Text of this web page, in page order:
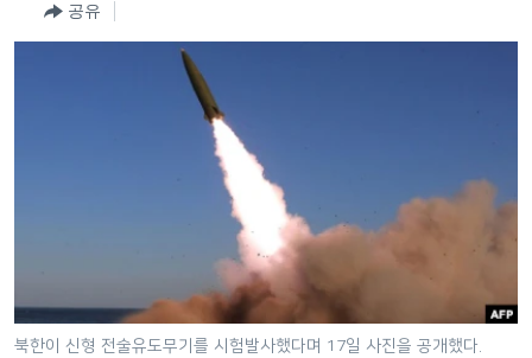
션
주파수 안내
공유
북한이 신형 전술유도무기를 시험발사했다며 17일 사진을 공개했다.